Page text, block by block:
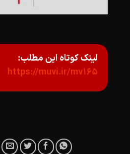
لینک کوتاه این مطلب:
https://muvi.ir/mv165